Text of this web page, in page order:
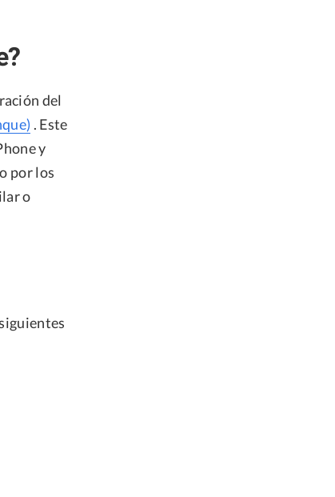
del
. Este
y
por los
o